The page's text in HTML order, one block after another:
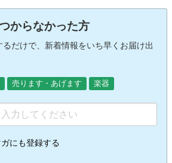
からなかった方
だけで、新着情報をいち早くお届け出
売ります・あげます 楽器
にも登録する